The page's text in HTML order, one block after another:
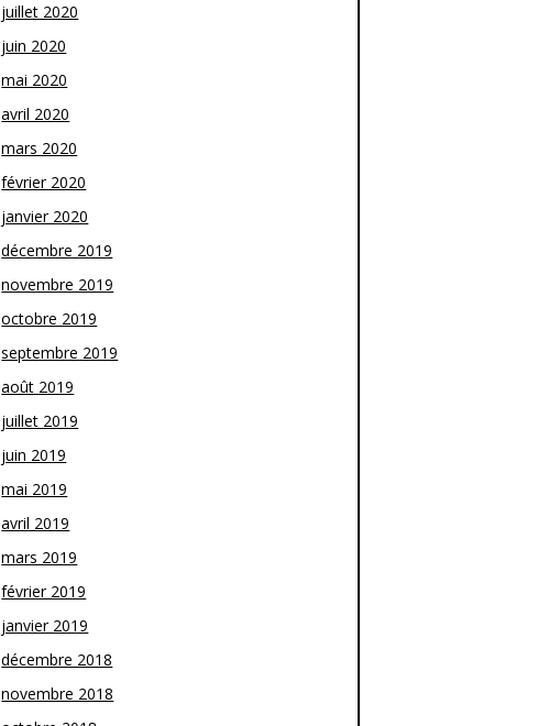
juillet 2020
juin 2020
mai 2020
avril 2020
mars 2020
février 2020
janvier 2020
décembre 2019
novembre 2019
octobre 2019
septembre 2019
août 2019
juillet 2019
juin 2019
mai 2019
avril 2019
mars 2019
février 2019
janvier 2019
décembre 2018
novembre 2018